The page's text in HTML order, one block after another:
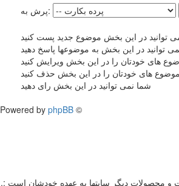
پرش به:
توانید در این بخش موضوع جدید پست کنید
توانید در این بخش به موضوعها پاسخ دهید
های خودتان را در این بخش ویرایش کنید
موضوع های خودتان را در این بخش حذف کنید
شما نمی توانید در این بخش رای دهید
Powered by phpBB ©